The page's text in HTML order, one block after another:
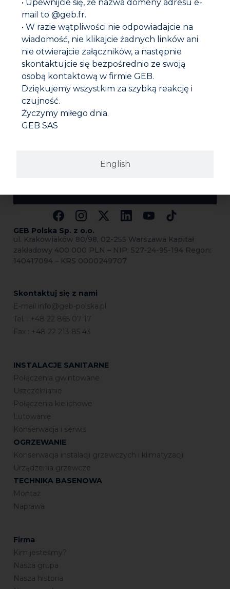
Zgodnie z dokumentacją uruchamiania instalacji
kanalizacyjnej (każda gama asortymentowa
przewodów jest wyposażona w specyficzne
uszczelki, które mogą wymagać stosowania różnych
procedur smarowania), nasmarować końcówki
elementów łączeniowych zewnętrznych i/lub
końcówki elementów łączeniowych wewnętrznych
i/lub uszczelkę.
Przyłożyć i zmontować dwie czyste części, trzymając
je równo w jednej linii (poprzez zaklinowanie,
wsunięcie itp.) i umieszczając w pozycji montażowej.
Czyszczenie wyposażenia :
Dokumentacja do pobrania
Karta techniczna
Karta bezpieczeństwa
GEB Polska Sp. z o.o.
ul. Krakowiaków 80/98, 02-255 Warszawa Kapitał
zakładowy 400 000 PLN – NIP: 527-24-95-194 Regon:
140417094 – KRS 0000249707
INSTALACJE SANITARNE
Połączenia gwintowane
Uszczelnianie
Połączenia kielichowe
Lutowanie
Konserwacja i serwis
OGRZEWANIE
Konserwacja instalacji grzewczych i klimatyzacji
Urządzenia grzewcze
TECHNIKA BASENOWA
Montaż
Naprawa
Firma
Kim jesteśmy?
Nasza grupa
Nasza historia
Skontaktuj się z nami
E-mail info@geb-polska.pl
Tel. : +48 22 865 07 17
Fax : +48 22 213 85 43
English
• Upewnijcie się, że nazwa domeny adresu e-
mail to @geb.fr.
• W razie wątpliwości nie odpowiadajcie na
wiadomość, nie klikajcie żadnych linków ani
nie otwierajcie załączników, a następnie
skontaktujcie się bezpośrednio ze swoją
osobą kontaktową w firmie GEB.
Dziękujemy wszystkim za szybką reakcję i
czujność.
Życzymy miłego dnia.
GEB SAS